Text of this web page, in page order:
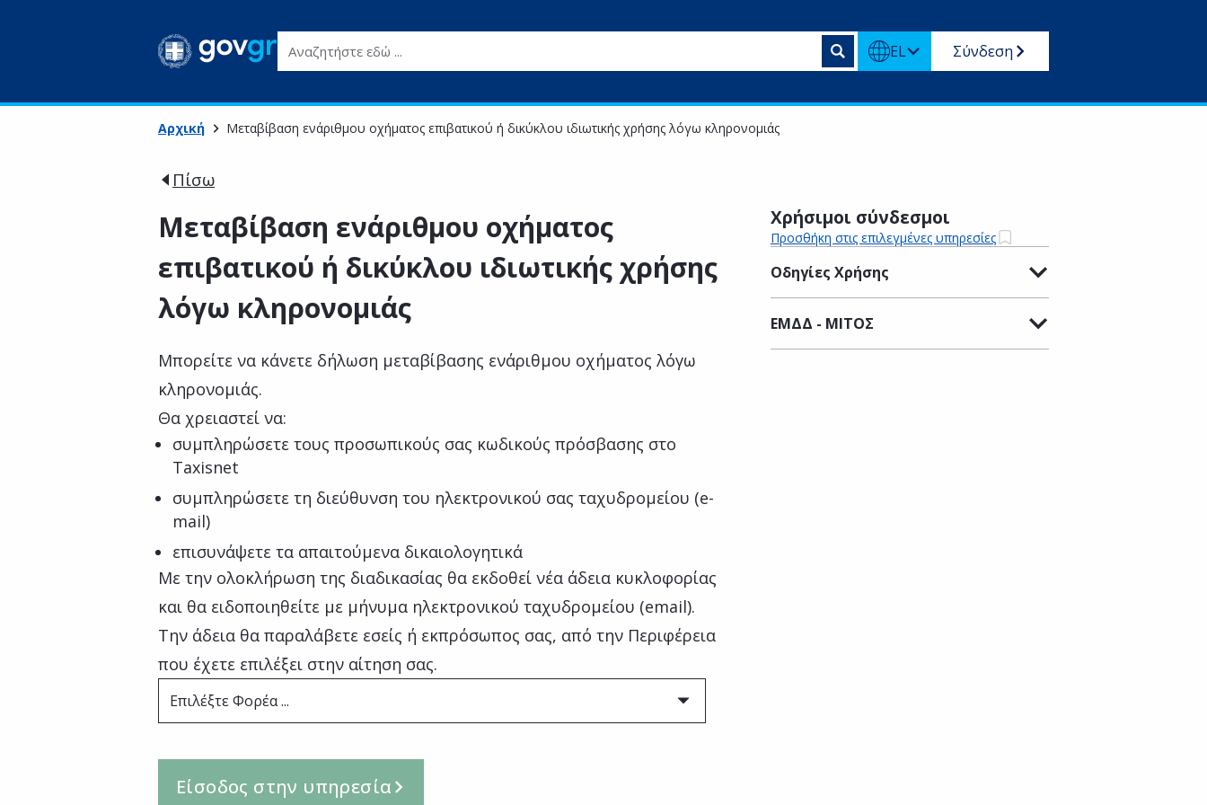
Αναζητήστε εδώ ... EL Σύνδεση
Αρχική Μεταβίβαση ενάριθμου οχήματος επιβατικού ή δικύκλου ιδιωτικής χρήσης λόγω κληρονομιάς
Πίσω
Μεταβίβαση ενάριθμου οχήματος
επιβατικού ή δικύκλου ιδιωτικής χρήσης
λόγω κληρονομιάς
Μπορείτε να κάνετε δήλωση μεταβίβασης ενάριθμου οχήματος λόγω
κληρονομιάς.
Θα χρειαστεί να:
συμπληρώσετε τους προσωπικούς σας κωδικούς πρόσβασης στο
Taxisnet
συμπληρώσετε τη διεύθυνση του ηλεκτρονικού σας ταχυδρομείου (e-
mail)
επισυνάψετε τα απαιτούμενα δικαιολογητικά
Με την ολοκλήρωση της διαδικασίας θα εκδοθεί νέα άδεια κυκλοφορίας
και θα ειδοποιηθείτε με μήνυμα ηλεκτρονικού ταχυδρομείου (email).
Την άδεια θα παραλάβετε εσείς ή εκπρόσωπος σας, από την Περιφέρεια
που έχετε επιλέξει στην αίτηση σας.
Επιλέξτε Φορέα ...
Είσοδος στην υπηρεσία
Χρήσιμοι σύνδεσμοι
Προσθήκη στις επιλεγμένες υπηρεσίες
Οδηγίες Χρήσης
ΕΜΔΔ - ΜΙΤΟΣ